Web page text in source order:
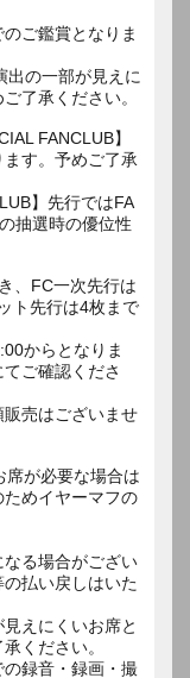
ご鑑賞となりま
出の一部が見えに
了承ください。
FANCLUB】
す。予めご了承
】先行ではFA
抽選時の優位性
、FC一次先行は
ト先行は4枚まで
からとなりま
ご確認くださ
売はございませ
が必要な場合は
めイヤーマフの
る場合がござい
払い戻しはいた
えにくいお席と
ください。
録音・録画・撮